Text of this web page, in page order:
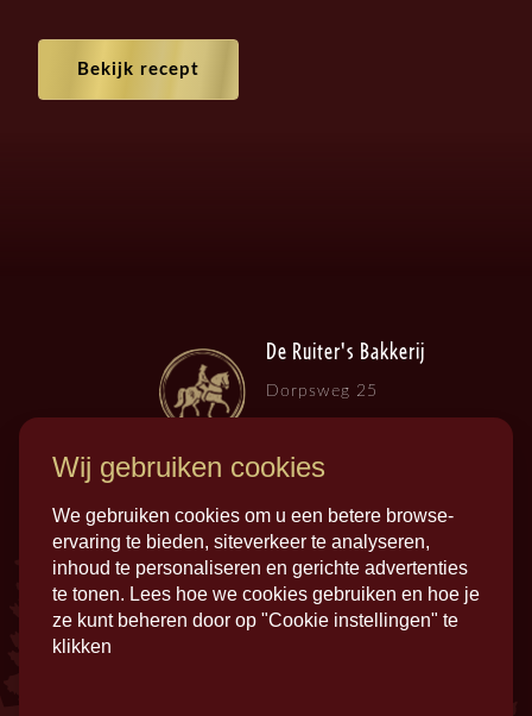
Bekijk recept
De Ruiter's Bakkerij
Dorpsweg 25
Wij gebruiken cookies
We gebruiken cookies om u een betere browse-
ervaring te bieden, siteverkeer te analyseren,
inhoud te personaliseren en gerichte advertenties
te tonen. Lees hoe we cookies gebruiken en hoe je
ze kunt beheren door op "Cookie instellingen" te
klikken